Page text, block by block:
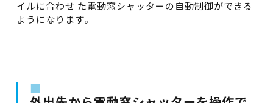
イルに合わせ た電動窓シャッターの自動制御ができる
ようになります。
■